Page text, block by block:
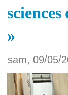
»
sam, 09/05/